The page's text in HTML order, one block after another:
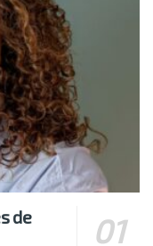
de